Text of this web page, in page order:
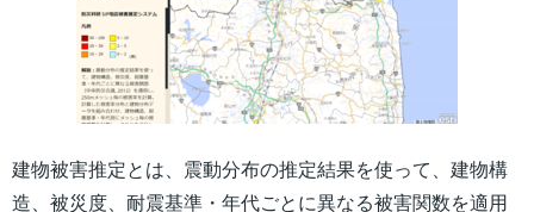
建物被害推定とは、震動分布の推定結果を使って、建物構
造、被災度、耐震基準・年代ごとに異なる被害関数を適用